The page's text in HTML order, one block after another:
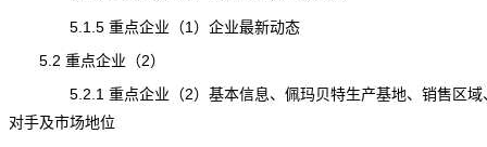
5.1.5 重点企业（1）企业最新动态
5.2 重点企业（2）
5.2.1 重点企业（2）基本信息、佩玛贝特生产基地、销售区域
对手及市场地位